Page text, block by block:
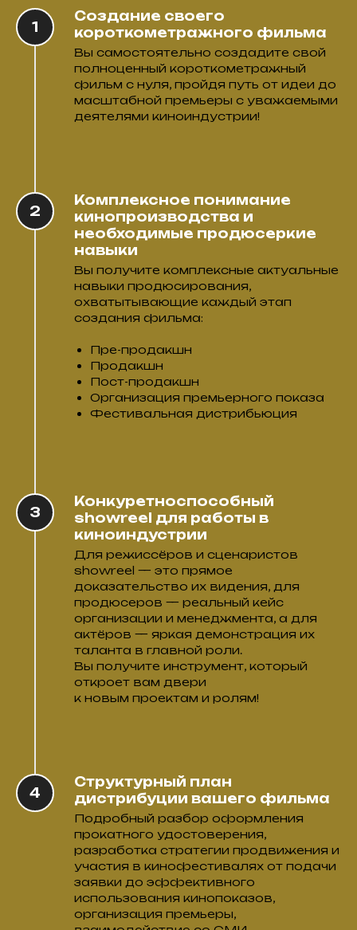
Создание своего
короткометражного фильма
Вы самостоятельно создадите свой
полноценный короткометражный
фильм с нуля, пройдя путь от идеи до
масштабной премьеры с уважаемыми
деятелями киноиндустрии!
Комплексное понимание
кинопроизводства и
необходимые продюсеркие
навыки
Вы получите комплексные актуальные
навыки продюсирования,
охватытывающие каждый этап
создания фильма:
Пре-продакшн
Продакшн
Пост-продакшн
Организация премьерного показа
Фестивальная дистрибьюция
Конкуретноспособный
showreel для работы в
киноиндустрии
Для режиссёров и сценаристов
showreel — это прямое
доказательство их видения, для
продюсеров — реальный кейс
организации и менеджмента, а для
актёров — яркая демонстрация их
таланта в главной роли.
Вы получите инструмент, который
откроет вам двери
к новым проектам и ролям!
Структурный план
дистрибуции вашего фильма
Подробный разбор оформления
прокатного удостоверения,
разработка стратегии продвижения и
участия в кинофестивалях от подачи
заявки до эффективного
использования кинопоказов,
организация премьеры,